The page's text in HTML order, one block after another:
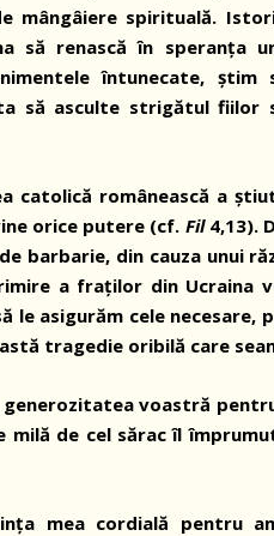
mângâiere spirituală.
să renască în speranța
întunecate, știm
să asculte strigătul fiilor
catolică românească a
orice putere (cf. Fil 4,13).
barbarie, din cauza unui
a fraților din Ucraina
le asigurăm cele necesare,
tragedie oribilă care
voastră
de cel sărac îl
mea cordială pentru